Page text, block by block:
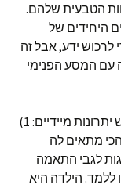
הטבעית שלהם.
היחידים של
לרכוש ידע, אבל זה
עם המסע הפנימי
לבטוח בילדים בהכוונת המשחקים שלהם יש יתרונות מיידיים: 1)
מתאים לה
וחברתית. 2) אין דאגות לגבי התאמה
ללמד. הילדה היא